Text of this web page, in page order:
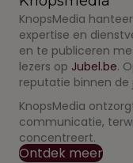
KnopsMedia
expertise en
en te publiceren
lezers op Jubel.be.
reputatie binnen
KnopsMedia
communicatie,
concentreert.
Ontdek meer